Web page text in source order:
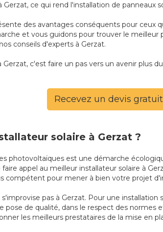
ce qui rend l'installation de
des avantages conséquents pour
et vous guidons pour trouver le
conseils d'experts à Gerzat.
Gerzat, c'est faire un pas vers un avenir plus
Recevez un devis
solaire à Gerzat ?
photovoltaïques est une démarche
appel au meilleur installateur solaire à
compétent pour mener à bien votre projet
pas à Gerzat. Pour une
pose de qualité, dans le respect des
les meilleurs prestataires de la mise en